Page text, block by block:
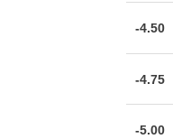
-4.50
-4.75
-5.00